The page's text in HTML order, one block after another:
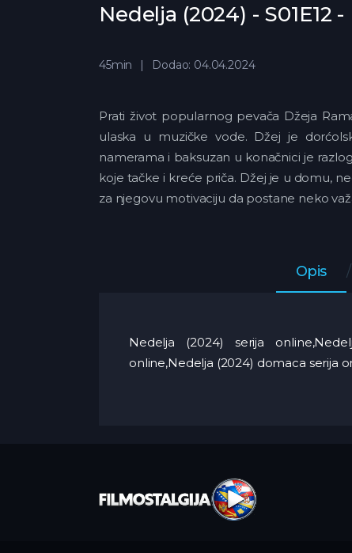
Nedelja (2024) - S01E12
45min Dodao: 04.04.2024
Prati život popularnog pevača Džeja
ulaska u muzičke vode. Džej je
namerama i baksuzan u konačnici je
koje tačke i kreće priča. Džej je u domu,
za njegovu motivaciju da postane neko
Opis
Nedelja (2024) serija
online,Nedelja (2024) domaca serija